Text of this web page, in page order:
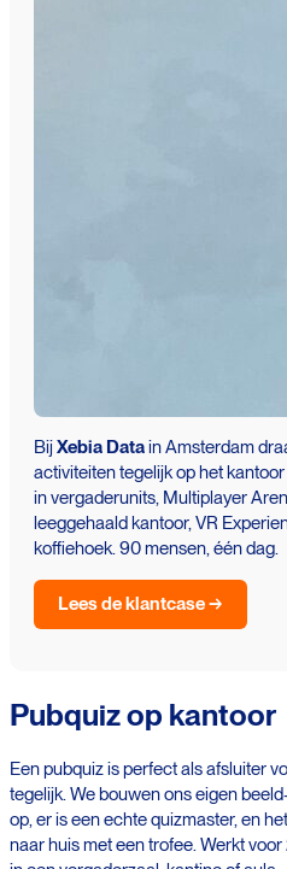
BijXebia Datain Amsterdam
activiteiten tegelijk op het
in vergaderunits, Multiplayer
leeggehaald kantoor, VR
koffiehoek. 90 mensen, één dag.
Lees de klantcase →
Pubquiz op kantoor
Een pubquiz is perfect als afsluiter
tegelijk. We bouwen ons eigen
op, er is een echte quizmaster, en
naar huis met een trofee. Werkt